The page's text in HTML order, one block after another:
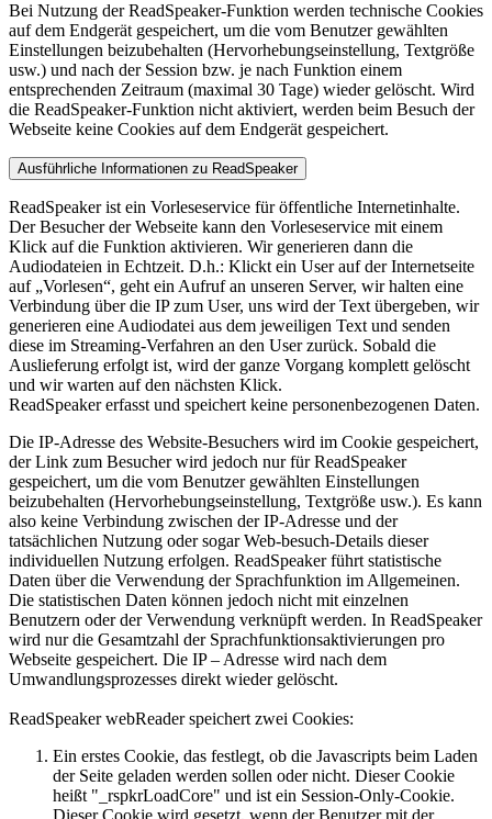
Bei Nutzung der ReadSpeaker-Funktion werden technische Cookies
auf dem Endgerät gespeichert, um die vom Benutzer gewählten
Einstellungen beizubehalten (Hervorhebungseinstellung, Textgröße
usw.) und nach der Session bzw. je nach Funktion einem
entsprechenden Zeitraum (maximal 30 Tage) wieder gelöscht. Wird
die ReadSpeaker-Funktion nicht aktiviert, werden beim Besuch der
Webseite keine Cookies auf dem Endgerät gespeichert.
Ausführliche Informationen zu ReadSpeaker
ReadSpeaker ist ein Vorleseservice für öffentliche Internetinhalte.
Der Besucher der Webseite kann den Vorleseservice mit einem
Klick auf die Funktion aktivieren. Wir generieren dann die
Audiodateien in Echtzeit. D.h.: Klickt ein User auf der Internetseite
auf „Vorlesen“, geht ein Aufruf an unseren Server, wir halten eine
Verbindung über die IP zum User, uns wird der Text übergeben, wir
generieren eine Audiodatei aus dem jeweiligen Text und senden
diese im Streaming-Verfahren an den User zurück. Sobald die
Auslieferung erfolgt ist, wird der ganze Vorgang komplett gelöscht
und wir warten auf den nächsten Klick.
ReadSpeaker erfasst und speichert keine personenbezogenen Daten.
Die IP-Adresse des Website-Besuchers wird im Cookie gespeichert,
der Link zum Besucher wird jedoch nur für ReadSpeaker
gespeichert, um die vom Benutzer gewählten Einstellungen
beizubehalten (Hervorhebungseinstellung, Textgröße usw.). Es kann
also keine Verbindung zwischen der IP-Adresse und der
tatsächlichen Nutzung oder sogar Web-besuch-Details dieser
individuellen Nutzung erfolgen. ReadSpeaker führt statistische
Daten über die Verwendung der Sprachfunktion im Allgemeinen.
Die statistischen Daten können jedoch nicht mit einzelnen
Benutzern oder der Verwendung verknüpft werden. In ReadSpeaker
wird nur die Gesamtzahl der Sprachfunktionsaktivierungen pro
Webseite gespeichert. Die IP – Adresse wird nach dem
Umwandlungsprozesses direkt wieder gelöscht.
ReadSpeaker webReader speichert zwei Cookies:
Ein erstes Cookie, das festlegt, ob die Javascripts beim Laden
der Seite geladen werden sollen oder nicht. Dieser Cookie
heißt "_rspkrLoadCore" und ist ein Session-Only-Cookie.